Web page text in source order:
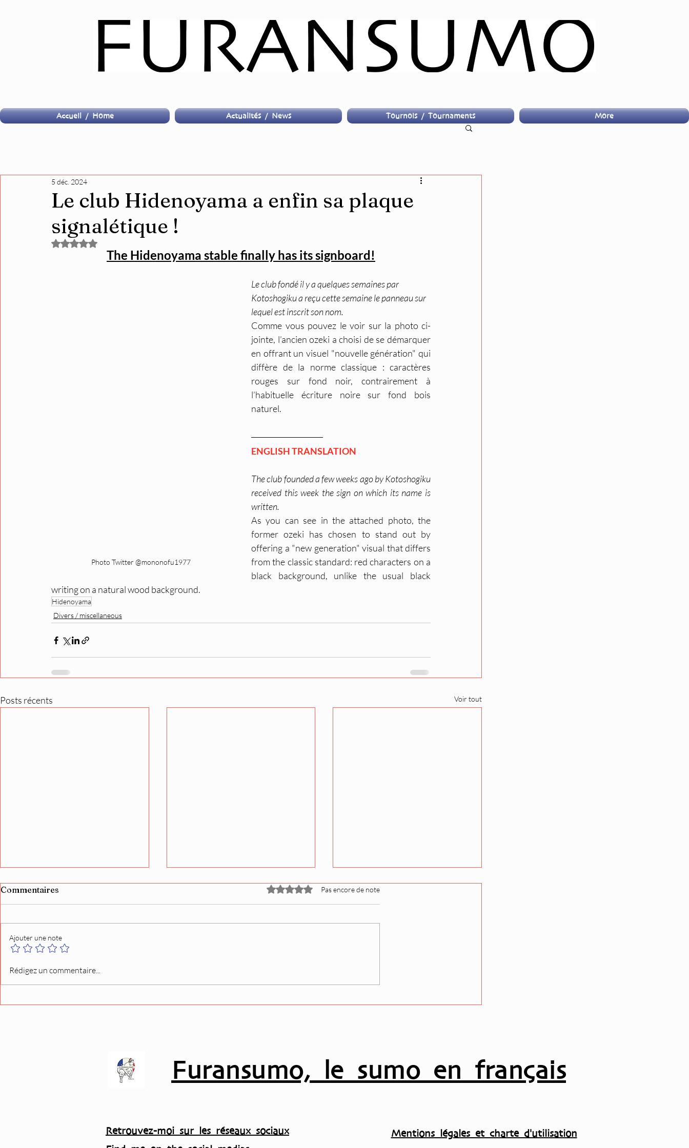
Accueil / Home Actualités / News Tournois / Tournaments More
Le club Hidenoyama a enfin sa plaque
signalétique !
5 déc. 2024
Noté NaN étoiles sur 5.
The Hidenoyama stable finally has its signboard!
Photo Twitter @mononofu1977
Le club fondé il y a quelques semaines par
Kotoshogiku a reçu cette semaine le panneau sur
lequel est inscrit son nom.
Comme vous pouvez le voir sur la photo ci-
jointe, l’ancien ozeki a choisi de se démarquer
en offrant un visuel "nouvelle génération" qui
diffère de la norme classique : caractères
rouges sur fond noir, contrairement à
l’habituelle écriture noire sur fond bois
naturel.
ENGLISH TRANSLATION
The club founded a few weeks ago by Kotoshogiku
received this week the sign on which its name is
written.
As you can see in the attached photo, the
former ozeki has chosen to stand out by
offering a "new generation" visual that differs
from the classic standard: red characters on a
black background, unlike the usual black
writing on a natural wood background.
Hidenoyama
Divers / miscellaneous
Posts récents Voir tout
Nicholas Tarasenko (Eisei)
du sumo
basho en septembre…
Commentaires Noté 0 étoile sur 5.Pas encore de note
Ajouter une note
Rédigez un commentaire...
Furansumo, le sumo en français
Retrouvez-moi sur les réseaux sociaux
Mentions légales et charte d'utilisation